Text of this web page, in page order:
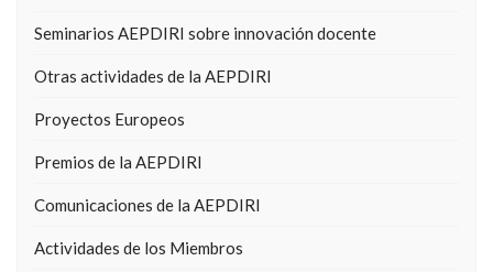
Seminarios AEPDIRI sobre innovación docente
Otras actividades de la AEPDIRI
Proyectos Europeos
Premios de la AEPDIRI
Comunicaciones de la AEPDIRI
Actividades de los Miembros